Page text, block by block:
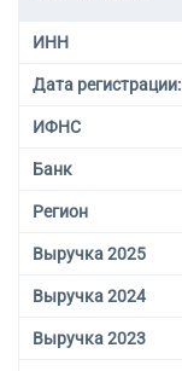
ИНН
Дата регистрации:
ИФНС
Банк
Регион
Выручка 2025
Выручка 2024
Выручка 2023